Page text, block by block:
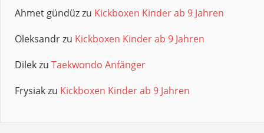
Ahmet gündüzzu Kickboxen Kinder ab 9 Jahren
Oleksandrzu Kickboxen Kinder ab 9 Jahren
Dilekzu Taekwondo Anfänger
Frysiakzu Kickboxen Kinder ab 9 Jahren